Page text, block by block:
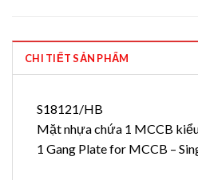
CHI TIẾT SẢN PHẨM
S18121/HB
Mặt nhựa chứa 1 MCCB
1 Gang Plate for MCCB –